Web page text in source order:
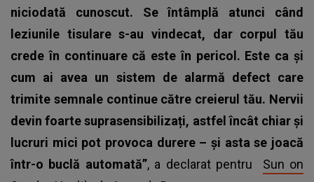
niciodată cunoscut. Se întâmplă atunci când
leziunile tisulare s-au vindecat, dar corpul tău
crede în continuare că este în pericol. Este ca și
cum ai avea un sistem de alarmă defect care
trimite semnale continue către creierul tău. Nervii
devin foarte suprasensibilizați, astfel încât chiar și
lucruri mici pot provoca durere – și asta se joacă
într-o buclă automată”, a declarat pentru Sun on